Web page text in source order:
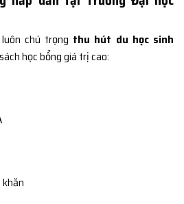
chú trọng thu hút du học sinh
học bổng giá trị cao: